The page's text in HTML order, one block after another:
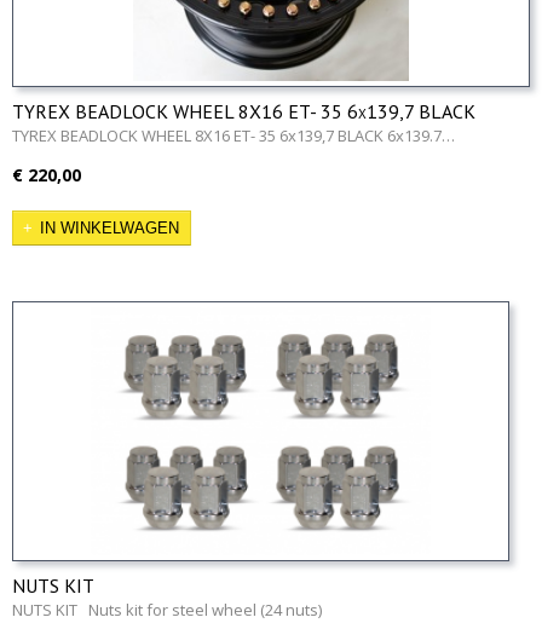
TYREX BEADLOCK WHEEL 8X16 ET- 35 6x139,7 BLACK
TYREX BEADLOCK WHEEL 8X16 ET- 35 6x139,7 BLACK 6x139.7…
€ 220,00
IN WINKELWAGEN
NUTS KIT
NUTS KIT Nuts kit for steel wheel (24 nuts)